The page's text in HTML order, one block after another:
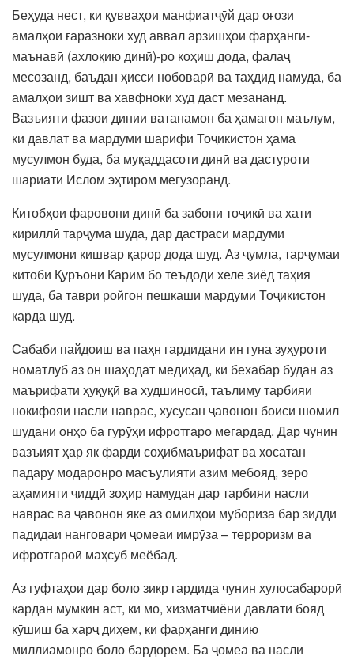
Беҳуда нест, ки қувваҳои манфиатҷӯй дар оғози
амалҳои ғаразноки худ аввал арзишҳои фарҳангӣ-
маънавӣ (ахлоқию динӣ)-ро коҳиш дода, фалаҷ
месозанд, баъдан ҳисси нобоварӣ ва таҳдид намуда, ба
амалҳои зишт ва хавфноки худ даст мезананд.
Вазъияти фазои динии ватанамон ба ҳамагон маълум,
ки давлат ва мардуми шарифи Тоҷикистон ҳама
мусулмон буда, ба муқаддасоти динӣ ва дастуроти
шариати Ислом эҳтиром мегузоранд.
Китобҳои фаровони динӣ ба забони тоҷикӣ ва хати
кириллӣ тарҷума шуда, дар дастраси мардуми
мусулмони кишвар қарор дода шуд. Аз ҷумла, тарҷумаи
китоби Қуръони Карим бо теъдоди хеле зиёд таҳия
шуда, ба таври ройгон пешкаши мардуми Тоҷикистон
карда шуд.
Сабаби пайдоиш ва паҳн гардидани ин гуна зуҳуроти
номатлуб аз он шаҳодат медиҳад, ки бехабар будан аз
маърифати ҳуқуқӣ ва худшиносӣ, таълиму тарбияи
нокифояи насли наврас, хусусан ҷавонон боиси шомил
шудани онҳо ба гурӯҳи ифротгаро мегардад. Дар чунин
вазъият ҳар як фарди соҳибмаърифат ва хосатан
падару модаронро масъулияти азим мебояд, зеро
аҳамияти ҷиддӣ зоҳир намудан дар тарбияи насли
наврас ва ҷавонон яке аз омилҳои мубориза бар зидди
падидаи нанговари ҷомеаи имрӯза – терроризм ва
ифротгароӣ маҳсуб меёбад.
Аз гуфтаҳои дар боло зикр гардида чунин хулосабарорӣ
кардан мумкин аст, ки мо, хизматчиёни давлатӣ бояд
кӯшиш ба харҷ диҳем, ки фарҳанги динию
миллиамонро боло бардорем. Ба ҷомеа ва насли